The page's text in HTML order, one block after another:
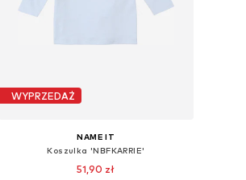
WYPRZEDAŻ
NAME IT
Koszulka 'NBFKARRIE'
51,90 zł